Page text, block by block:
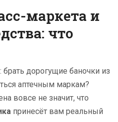
маркета и
что
дорогущие баночки из
аптечным маркам?
вовсе не значит, что
принесёт вам реальный